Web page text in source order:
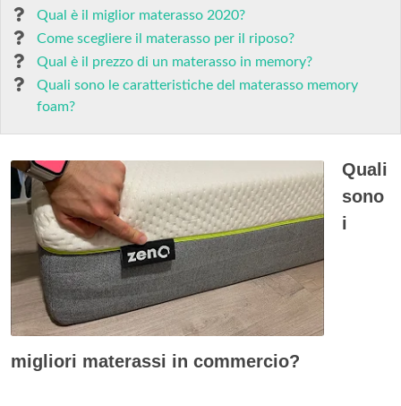
Qual è il miglior materasso 2020?
Come scegliere il materasso per il riposo?
Qual è il prezzo di un materasso in memory?
Quali sono le caratteristiche del materasso memory
foam?
Quali
sono
i
migliori materassi in commercio?